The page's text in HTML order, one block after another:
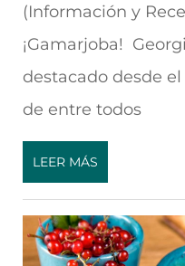
(Información y
¡Gamarjoba!
destacado desde
de entre todos
LEER MÁS